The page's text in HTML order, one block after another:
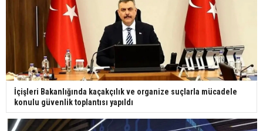
İçişleri Bakanlığında kaçakçılık ve organize suçlarla mücadele
konulu güvenlik toplantısı yapıldı